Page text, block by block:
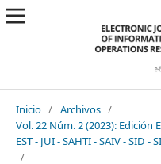
Inicio / Archivos /
Vol. 22 Núm. 2 (2023): Edición
EST - JUI - SAHTI - SAIV - SID -
/